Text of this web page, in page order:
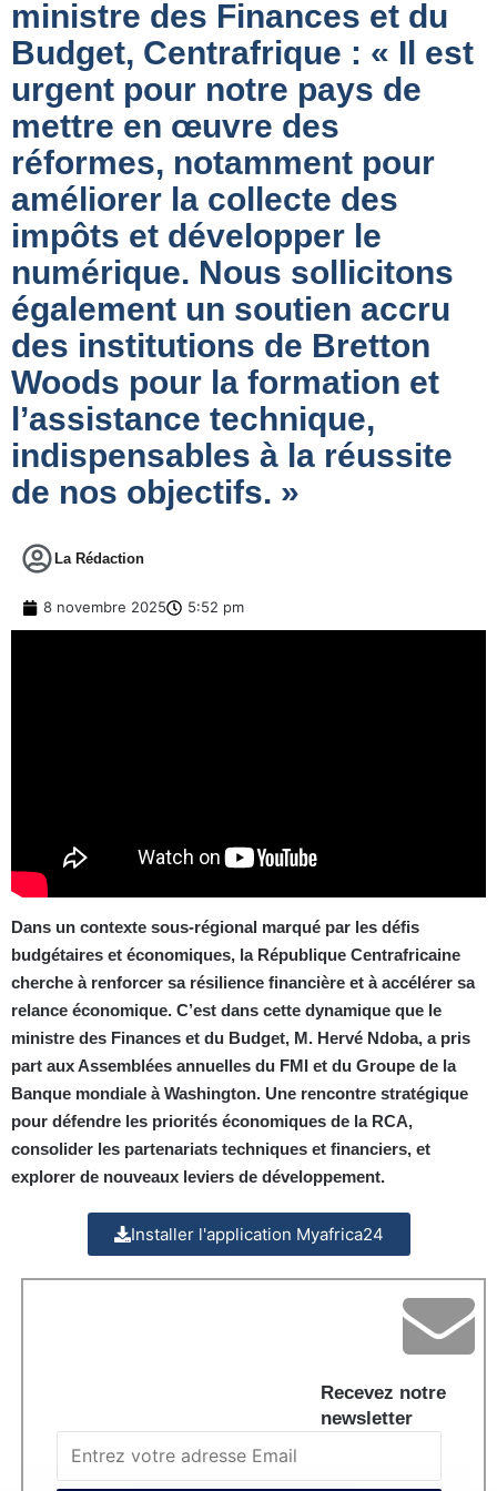
ministre des Finances et du
Budget, Centrafrique : « Il est
urgent pour notre pays de
mettre en œuvre des
réformes, notamment pour
améliorer la collecte des
impôts et développer le
numérique. Nous sollicitons
également un soutien accru
des institutions de Bretton
Woods pour la formation et
l’assistance technique,
indispensables à la réussite
de nos objectifs. »
La Rédaction
8 novembre 2025 5:52 pm
Dans un contexte sous-régional marqué par les défis
budgétaires et économiques, la République Centrafricaine
cherche à renforcer sa résilience financière et à accélérer sa
relance économique. C’est dans cette dynamique que le
ministre des Finances et du Budget, M. Hervé Ndoba, a pris
part aux Assemblées annuelles du FMI et du Groupe de la
Banque mondiale à Washington. Une rencontre stratégique
pour défendre les priorités économiques de la RCA,
consolider les partenariats techniques et financiers, et
explorer de nouveaux leviers de développement.
Installer l'application Myafrica24
Recevez notre
newsletter